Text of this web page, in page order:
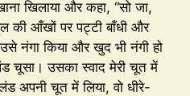
खिलाया और कहा, “सो जा,
की आँखों पर पट्टी बाँधी और
नंगा किया और खुद भी नंगी हो
चूसा। उसका स्वाद मेरी चूत में
अपनी चूत में लिया, वो धीरे-